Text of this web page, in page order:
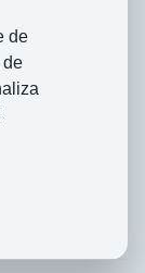
de
de